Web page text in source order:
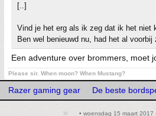
[..]
Vind je het erg als ik zeg dat ik het niet
Ben wel benieuwd nu, had het al voorbij
Een adventure over brommers, moet
Please sir. When moon? When Mustang?
Razer gaming gear De beste
• woensdag 15 maart 2017